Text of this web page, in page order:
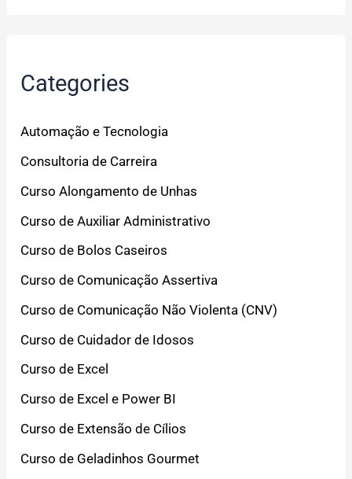
Categories
Automação e Tecnologia
Consultoria de Carreira
Curso Alongamento de Unhas
Curso de Auxiliar Administrativo
Curso de Bolos Caseiros
Curso de Comunicação Assertiva
Curso de Comunicação Não Violenta (CNV)
Curso de Cuidador de Idosos
Curso de Excel
Curso de Excel e Power BI
Curso de Extensão de Cílios
Curso de Geladinhos Gourmet